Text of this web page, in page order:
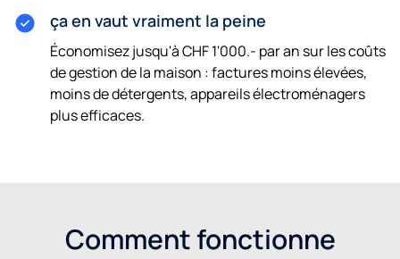
ça en vaut vraiment la peine
Économisez jusqu'à CHF 1'000.- par an sur les coûts
de gestion de la maison : factures moins élevées,
moins de détergents, appareils électroménagers
plus efficaces.
Comment fonctionne